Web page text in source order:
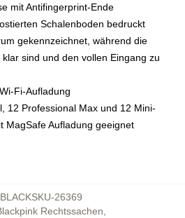
mit Antifingerprint-Ende
Schalenboden bedruckt
gekennzeichnet, während die
sind und den vollen Eingang zu
Fi-Aufladung
12 Professional Max und 12 Mini-
MagSafe Aufladung geeignet
BLACKSKU-26369
Rechtssachen